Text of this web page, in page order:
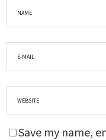
Save my name,